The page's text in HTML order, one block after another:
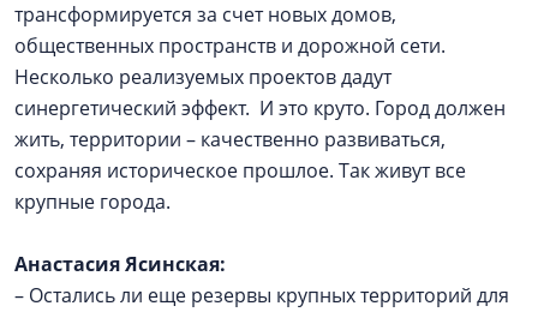
трансформируется за счет новых домов,
общественных пространств и дорожной сети.
Несколько реализуемых проектов дадут
синергетический эффект. И это круто. Город должен
жить, территории – качественно развиваться,
сохраняя историческое прошлое. Так живут все
крупные города.
Анастасия Ясинская:
– Остались ли еще резервы крупных территорий для